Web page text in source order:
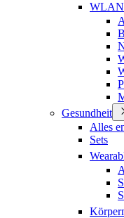
WLAN
Gesundheit
Alles
Sets